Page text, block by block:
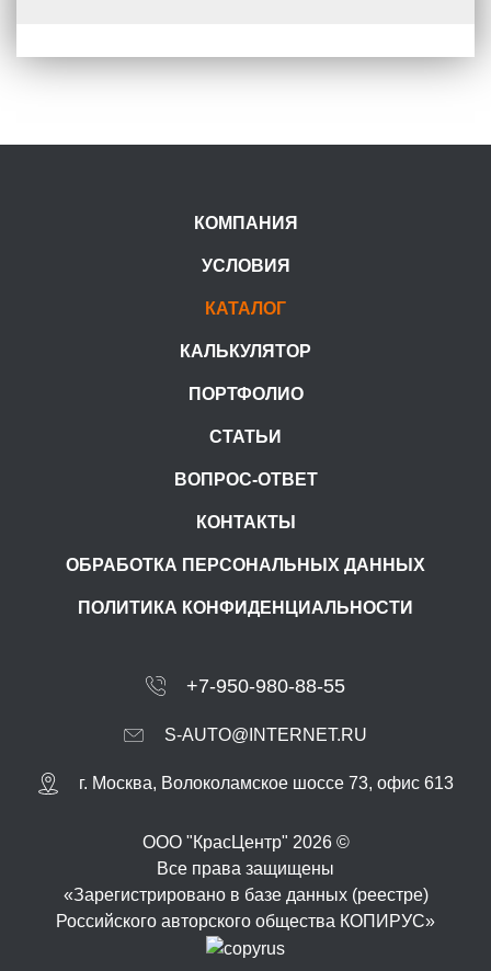
КОМПАНИЯ
УСЛОВИЯ
КАТАЛОГ
КАЛЬКУЛЯТОР
ПОРТФОЛИО
СТАТЬИ
ВОПРОС-ОТВЕТ
КОНТАКТЫ
ОБРАБОТКА ПЕРСОНАЛЬНЫХ ДАННЫХ
ПОЛИТИКА КОНФИДЕНЦИАЛЬНОСТИ
+7-950-980-88-55
S-AUTO@INTERNET.RU
г. Москва, Волоколамское шоссе 73, офис 613
ООО "КрасЦентр" 2026 ©
Все права защищены
«Зарегистрировано в базе данных (реестре)
Российского авторского общества КОПИРУС»